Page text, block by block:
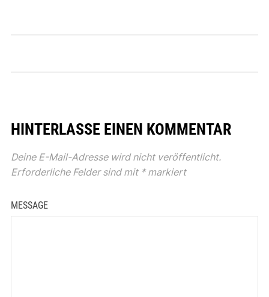
HINTERLASSE EINEN KOMMENTAR
Deine E-Mail-Adresse wird nicht veröffentlicht.
Erforderliche Felder sind mit *markiert
MESSAGE